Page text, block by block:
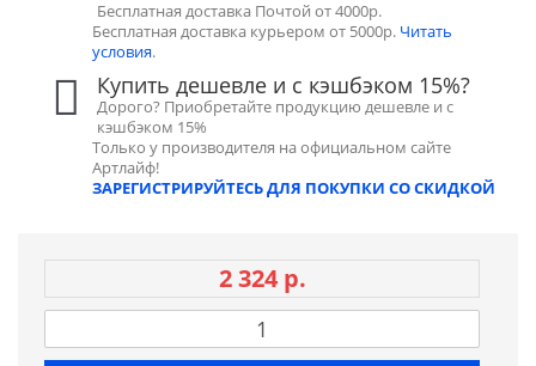
Бесплатная доставка Почтой от 4000р.
Бесплатная доставка курьером от 5000р. Читать
условия.
Купить дешевле и с кэшбэком 15%?
Дорого? Приобретайте продукцию дешевле и с
кэшбэком 15%
Только у производителя на официальном сайте
Артлайф!
ЗАРЕГИСТРИРУЙТЕСЬ ДЛЯ ПОКУПКИ СО СКИДКОЙ
2 324 р.